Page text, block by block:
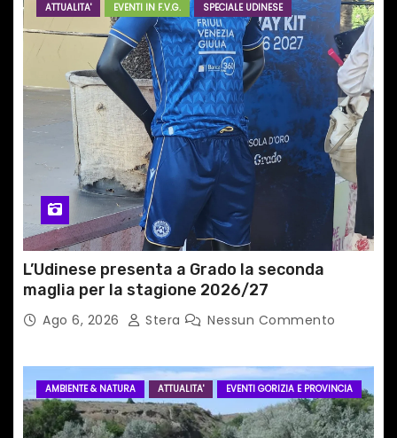
r
i
c
l
i
ATTUALITA' EVENTI IN F.V.G. SPECIALE UDINESE
L’Udinese presenta a Grado la seconda
maglia per la stagione 2026/27
Ago 6, 2026 Stera Nessun Commento
AMBIENTE & NATURA ATTUALITA' EVENTI GORIZIA E PROVINCIA